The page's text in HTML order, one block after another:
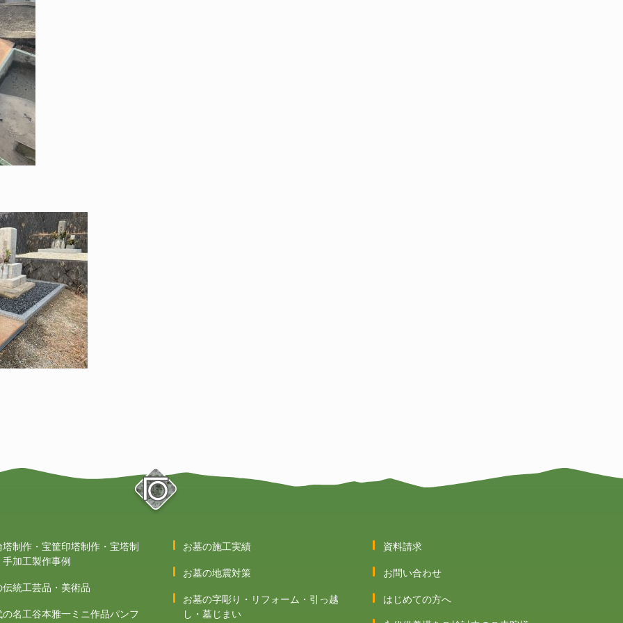
塔制作・宝筐印塔制作・宝塔制
加工製作事例
伝統工芸品・美術品
の名工谷本雅一ミニ作品パンフ
お墓の施工実績
お墓の地震対策
お墓の字彫り・リフォーム・引っ越
し・墓じまい
資料請求
お問い合わせ
はじめての方へ